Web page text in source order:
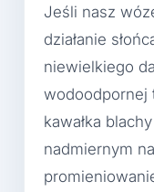
Jeśli nasz
działanie
niewielkiego
wodoodpornej
kawałka
nadmiernym